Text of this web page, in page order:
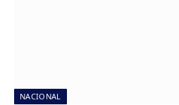
NACIONAL